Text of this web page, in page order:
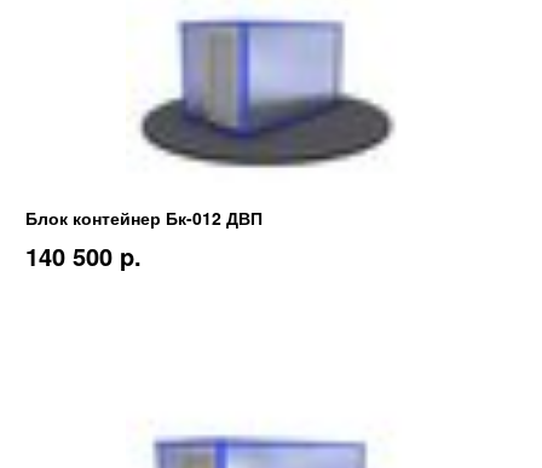
Блок контейнер Бк-012 ДВП
140 500 p.